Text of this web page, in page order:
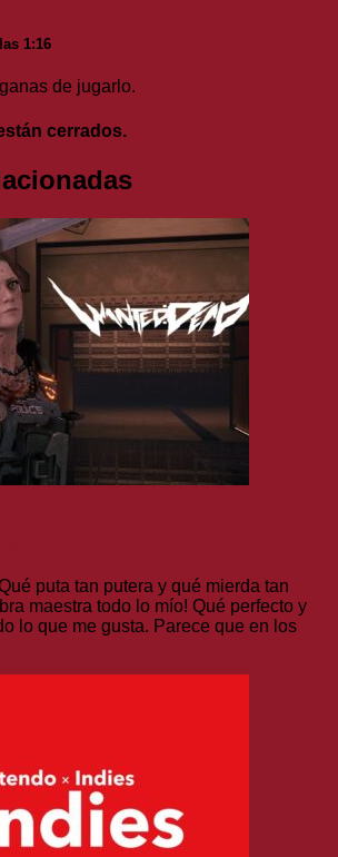
1:16
de jugarlo.
cerrados.
puta tan putera y qué mierda tan
maestra todo lo mío! Qué perfecto y
lo que me gusta. Parece que en los